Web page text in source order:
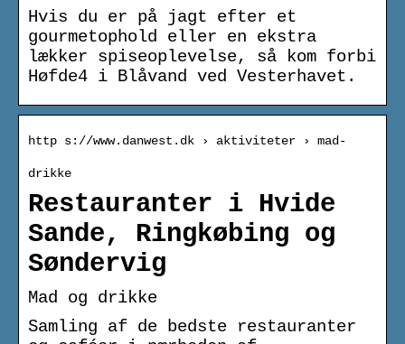
Hvis du er på jagt efter et
gourmetophold eller en ekstra
lækker spiseoplevelse, så kom forbi
Høfde4 i Blåvand ved Vesterhavet.
http s://www.danwest.dk › aktiviteter › mad-
drikke
Restauranter i Hvide
Sande, Ringkøbing og
Søndervig
Mad og drikke
Samling af de bedste restauranter